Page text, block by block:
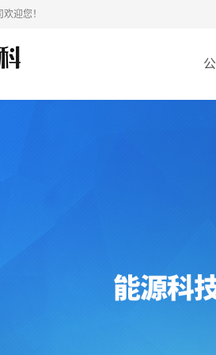
迎您！